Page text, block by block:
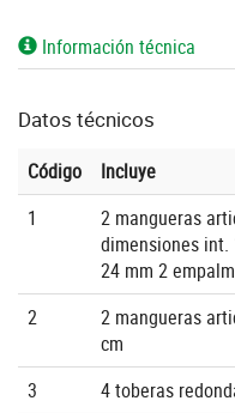
Información técnica
Datos técnicos
Código
Incluye
1
2 mangueras
dimensiones int.
24 mm 2
2
2 mangueras
cm
3
4 toberas